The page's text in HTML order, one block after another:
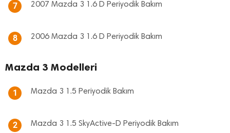
7 2007 Mazda 3 1.6 D Periyodik Bakım
8 2006 Mazda 3 1.6 D Periyodik Bakım
Mazda 3 Modelleri
1 Mazda 3 1.5 Periyodik Bakım
2 Mazda 3 1.5 SkyActive-D Periyodik Bakım